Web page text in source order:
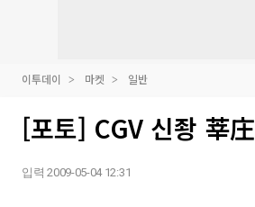
이투데이 마켓 일반
[포토] CGV 신좡 莘庄
입력 2009-05-04 12:31